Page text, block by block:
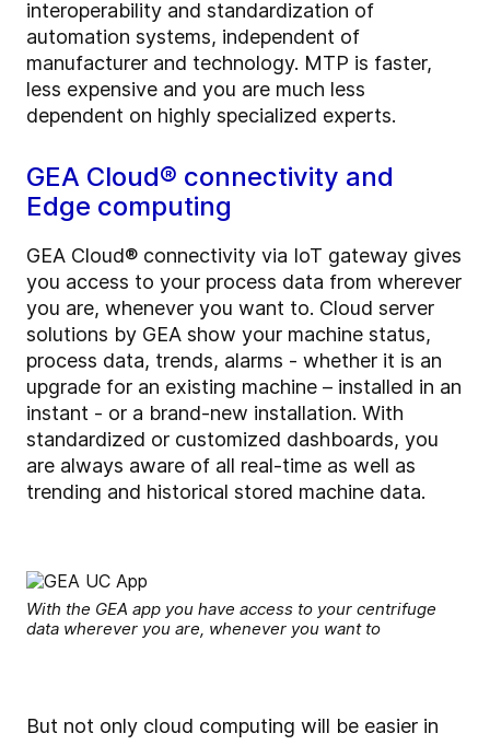
interoperability and standardization of
automation systems, independent of
manufacturer and technology. MTP is faster,
less expensive and you are much less
dependent on highly specialized experts.
GEA Cloud® connectivity and
Edge computing
GEA Cloud® connectivity via IoT gateway gives
you access to your process data from wherever
you are, whenever you want to. Cloud server
solutions by GEA show your machine status,
process data, trends, alarms - whether it is an
upgrade for an existing machine – installed in an
instant - or a brand-new installation. With
standardized or customized dashboards, you
are always aware of all real-time as well as
trending and historical stored machine data.
With the GEA app you have access to your centrifuge
data wherever you are, whenever you want to
But not only cloud computing will be easier in